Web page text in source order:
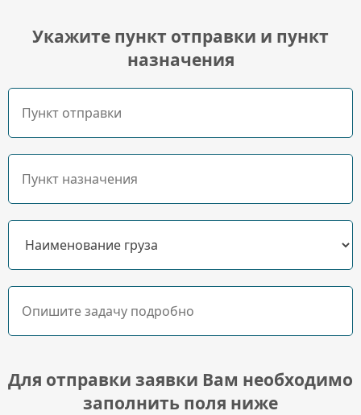
Укажите пункт отправки и пункт
назначения
Для отправки заявки Вам необходимо
заполнить поля ниже